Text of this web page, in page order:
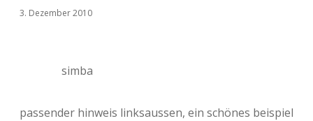
3. Dezember 2010
simba
passender hinweis linksaussen, ein schönes beispiel